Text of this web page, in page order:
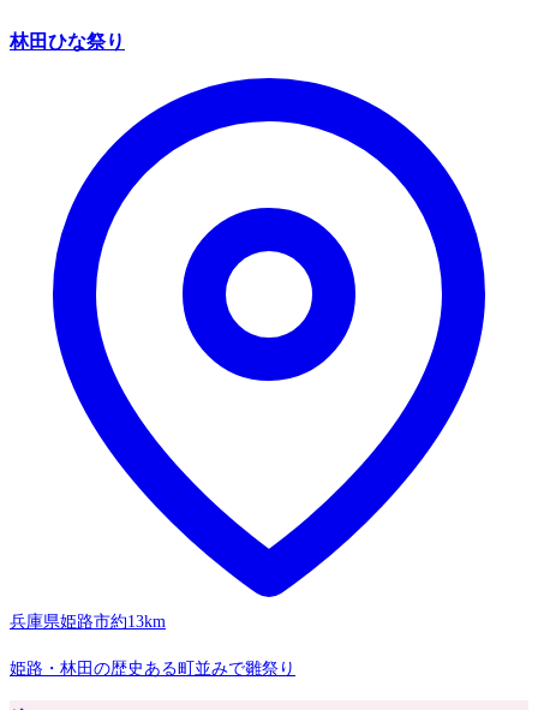
林田ひな祭り
兵庫県姫路市約13km
姫路・林田の歴史ある町並みで雛祭り